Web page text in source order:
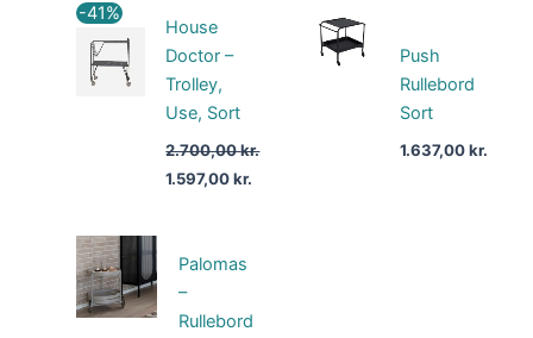
-41%
House
Doctor –
Trolley,
Use, Sort
2.700,00kr.
oprindelige
pris
var:
2.700,00 kr..
1.597,00kr.
Push
Rullebord
Sort
1.637,00kr.
Palomas
–
Rullebord